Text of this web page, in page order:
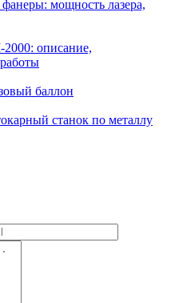
мощность лазера,
описание,
баллон
станок по металлу